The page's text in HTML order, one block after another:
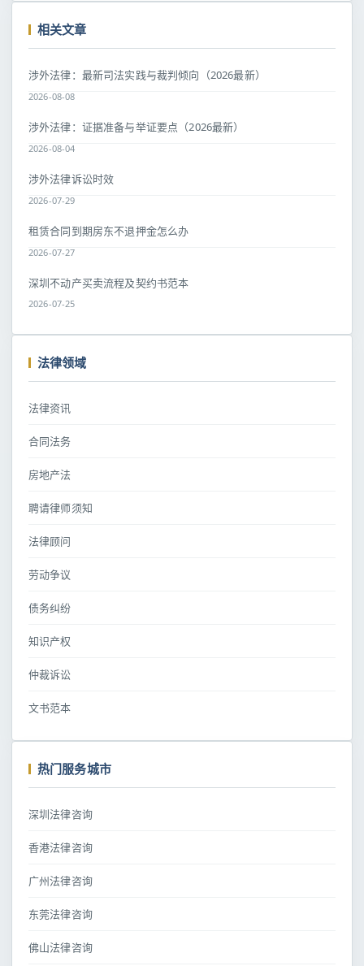
相关文章
涉外法律：最新司法实践与裁判倾向（2026最新）
2026-08-08
涉外法律：证据准备与举证要点（2026最新）
2026-08-04
涉外法律诉讼时效
2026-07-29
租赁合同到期房东不退押金怎么办
2026-07-27
深圳不动产买卖流程及契约书范本
2026-07-25
法律领域
法律资讯
合同法务
房地产法
聘请律师须知
法律顾问
劳动争议
债务纠纷
知识产权
仲裁诉讼
文书范本
热门服务城市
深圳法律咨询
香港法律咨询
广州法律咨询
东莞法律咨询
佛山法律咨询